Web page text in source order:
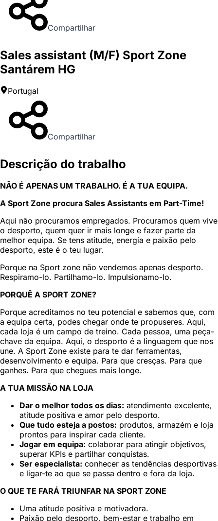
Compartilhar
Sales assistant (M/F) Sport Zone
Santárem HG
Portugal
Compartilhar
Descrição do trabalho
NÃO É APENAS UM TRABALHO. É A TUA EQUIPA.
A Sport Zone procura Sales Assistants em Part-Time!
Aqui não procuramos empregados. Procuramos quem vive
o desporto, quem quer ir mais longe e fazer parte da
melhor equipa. Se tens atitude, energia e paixão pelo
desporto, este é o teu lugar.
Porque na Sport zone não vendemos apenas desporto.
Respiramo-lo. Partilhamo-lo. Impulsionamo-lo.
PORQUÊ A SPORT ZONE?
Porque acreditamos no teu potencial e sabemos que, com
a equipa certa, podes chegar onde te propuseres. Aqui,
cada loja é um campo de treino. Cada pessoa, uma peça-
chave da equipa. Aqui, o desporto é a linguagem que nos
une. A Sport Zone existe para te dar ferramentas,
desenvolvimento e equipa. Para que cresças. Para que
ganhes. Para que chegues mais longe.
A TUA MISSÃO NA LOJA
Dar o melhor todos os dias: atendimento excelente,
atitude positiva e amor pelo desporto.
Que tudo esteja a postos: produtos, armazém e loja
prontos para inspirar cada cliente.
Jogar em equipa: colaborar para atingir objetivos,
superar KPIs e partilhar conquistas.
Ser especialista: conhecer as tendências desportivas
e ligar-te ao que se passa dentro e fora da loja.
O QUE TE FARÁ TRIUNFAR NA SPORT ZONE
Uma atitude positiva e motivadora.
Paixão pelo desporto, bem-estar e trabalho em